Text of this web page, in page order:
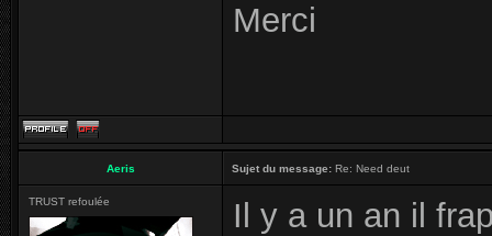
Merci
Aeris Sujet du message: Re: Need deut
TRUST refoulée
Il y a un an il